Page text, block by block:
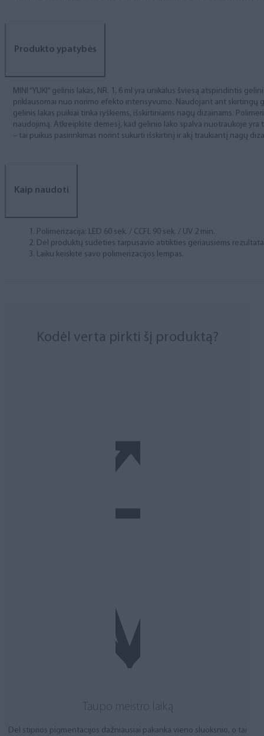
Produkto ypatybės
MINI “YUKI” gelinis lakas, NR. 1, 6 ml yra unikalus šviesą atspindintis
priklausomai nuo norimo efekto intensyvumo. Naudojant ant skirtingų
gelinis lakas puikiai tinka ryškiems, išskirtiniams nagų dizainams.
naudojimą. Atkreipkite dėmesį, kad gelinio lako spalva nuotraukoje yra
– tai puikus pasirinkimas norint sukurti išskirtinį ir akį traukiantį nagų
Kaip naudoti
Polimerizacija: LED 60 sek. / CCFL 90 sek. / UV 2 min.
Dėl produktų sudėties tarpusavio atitikties geriausiems
Laiku keiskite savo polimerizacijos lempas.
Kodėl verta pirkti šį produktą?
Taupo meistro laiką
Dėl stiprios pigmentacijos dažniausiai pakanka vieno sluoksnio, o tai